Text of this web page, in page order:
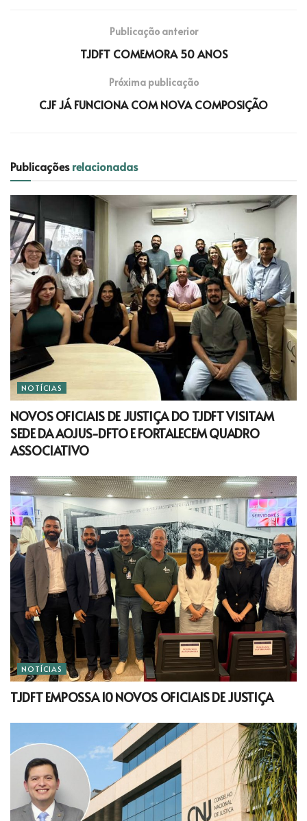
Publicação anterior
TJDFT COMEMORA 50 ANOS
Próxima publicação
CJF JÁ FUNCIONA COM NOVA COMPOSIÇÃO
Publicaçõesrelacionadas
NOTÍCIAS
NOVOS OFICIAIS DE JUSTIÇA DO TJDFT VISITAM
SEDE DA AOJUS-DFTO E FORTALECEM QUADRO
ASSOCIATIVO
NOTÍCIAS
TJDFT EMPOSSA 10 NOVOS OFICIAIS DE JUSTIÇA